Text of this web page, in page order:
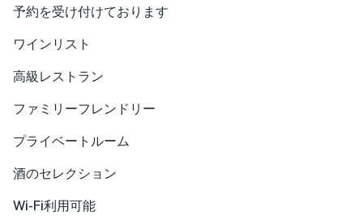
予約を受け付けております
ワインリスト
高級レストラン
ファミリーフレンドリー
プライベートルーム
酒のセレクション
Wi-Fi利用可能